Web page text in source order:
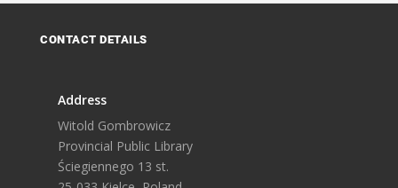
CONTACT DETAILS
Address
Witold Gombrowicz
Provincial Public Library
Ściegiennego 13 st.